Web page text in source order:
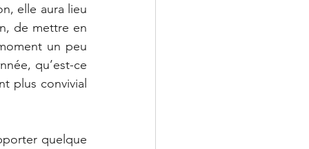
elle aura lieu
de mettre en
un peu
qu’est-ce
plus convivial
quelque